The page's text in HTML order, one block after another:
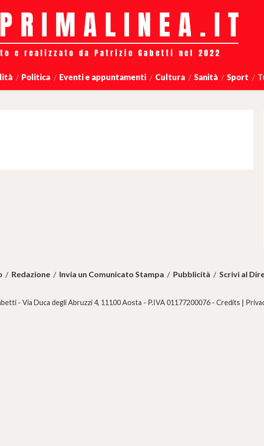
Politica Eventi e appuntamenti Cultura Sanità Sport
/ Redazione/ Invia un Comunicato Stampa / Pubblicità / Scrivi al
- Via Duca degli Abruzzi 4, 11100 Aosta - P.IVA 01177200076 - Credits